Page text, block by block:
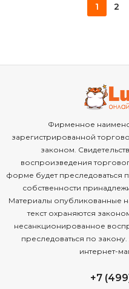
1 2
Фирменное
зарегистрированной
законом.
воспроизведения
форме будет преследоваться
собственности
Материалы опубликованные
текст охраняются
несанкционированное
преследоваться по
интернет-
+7